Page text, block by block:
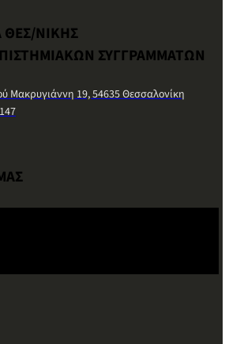
ΝΙΚΗΣ
ΣΥΓΓΡΑΜΜΑΤΩΝ
Μακρυγιάννη 19, 54635 Θεσσαλονίκη